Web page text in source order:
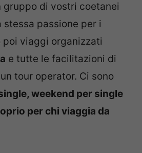
gruppo di vostri coetanei
passione per i
poi viaggi organizzati
e tutte le facilitazioni di
tour operator. Ci sono
weekend per single
per chi viaggia da